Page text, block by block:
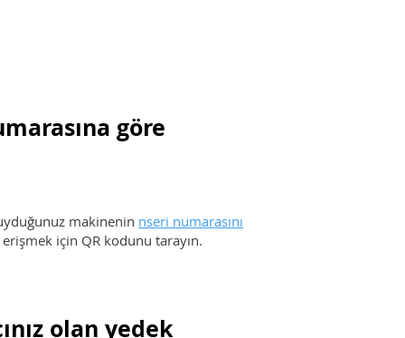
göre
makinenin nseri numarasını
için QR kodunu tarayın.
olan yedek